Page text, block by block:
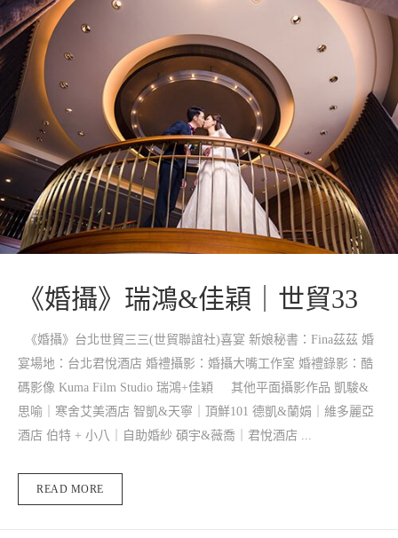
《婚攝》瑞鴻&佳穎｜世貿33
《婚攝》台北世貿三三(世貿聯誼社)喜宴 新娘秘書：Fina茲茲 婚
宴場地：台北君悅酒店 婚禮攝影：婚攝大嘴工作室 婚禮錄影：酷
碼影像 Kuma Film Studio 瑞鴻+佳穎 其他平面攝影作品 凱駿&
思喻｜寒舍艾美酒店 智凱&天寧｜頂鮮101 德凱&蘭娟｜維多麗亞
酒店 伯特 + 小八｜自助婚紗 碩宇&薇喬｜君悅酒店 ...
READ MORE